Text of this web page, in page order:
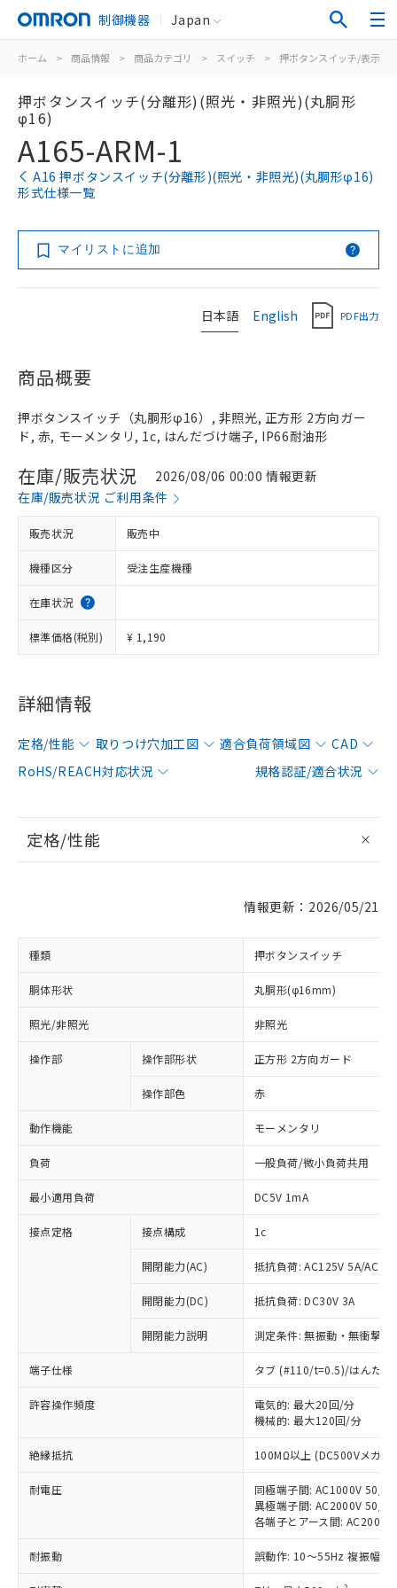
制御機器 Japan
ホーム > 商品情報 > 商品カテゴリ > スイッチ > 押ボタンスイッチ/表示灯
押ボタンスイッチ(分離形)(照光・非照光)(丸胴形
φ16)
A165-ARM-1
A16 押ボタンスイッチ(分離形)(照光・非照光)(丸胴形φ16)
形式仕様一覧
マイリストに追加
日本語 English PDF出力
商品概要
押ボタンスイッチ（丸胴形φ16）, 非照光, 正方形 2方向ガー
ド, 赤, モーメンタリ, 1c, はんだづけ端子, IP66耐油形
在庫/販売状況
2026/08/06 00:00 情報更新
在庫/販売状況 ご利用条件
販売状況 販売中
機種区分 受注生産機種
在庫状況
標準価格(税別) ¥ 1,190
詳細情報
定格/性能 取りつけ穴加工図 適合負荷領域図
CAD
RoHS/REACH対応状況
規格認証/適合状況
定格/性能
情報更新：2026/05/21
種類 押ボタンスイッチ
胴体形状 丸胴形(φ16mm)
照光/非照光 非照光
操作部 操作部形状 正方形 2方向ガード
操作部色 赤
動作機能 モーメンタリ
負荷 一般負荷/微小負荷共用
最小適用負荷 DC5V 1mA
接点定格 接点構成 1c
開閉能力(AC) 抵抗負荷: AC125V 5A/
開閉能力(DC) 抵抗負荷: DC30V 3A
開閉能力説明 測定条件: 無振動・無衝撃
端子仕様 タブ (#110/t=0.5)/はんだづ
許容操作頻度
電気的: 最大20回/分
機械的: 最大120回/分
絶縁抵抗 100MΩ以上 (DC500Vメガ)
耐電圧
同極端子間: AC1000V 50/
異極端子間: AC2000V 50/
各端子とアース間:
耐振動 誤動作: 10～55Hz 複振幅
対応済み：EU RoHS指令（10物質）の
非含有に対応した製品が提供可能な商品で
対応予定：EU RoHS指令（10物質）の非含
有に対応した製品に切り替える予定のある
対応予定なし：EU RoHS指令（10物質）の